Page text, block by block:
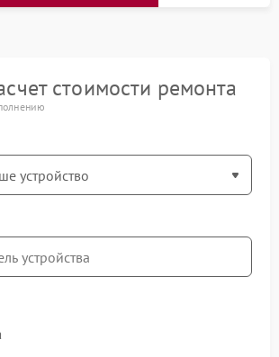
стоимости ремонта